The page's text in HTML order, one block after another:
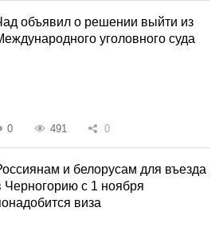
объявил о решении выйти из
уголовного суда
0 491 0
и белорусам для въезда
Черногорию с 1 ноября
виза